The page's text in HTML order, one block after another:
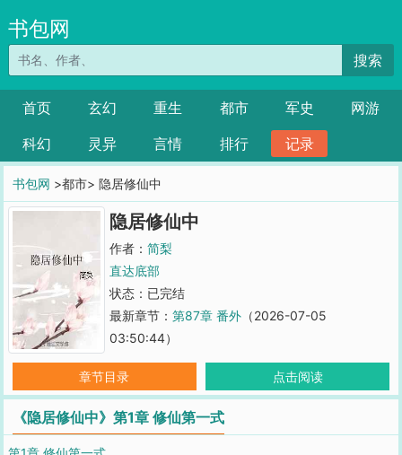
书包网
搜索
首页 玄幻 重生 都市 军史
网游
科幻
灵异 言情 排行 记录
书包网 >都市> 隐居修仙中
隐居修仙中
作者： 简梨
直达底部
状态：已完结
最新章节： 第87章 番外（2026-07-05
03:50:44）
章节目录 点击阅读
《隐居修仙中》第1章 修仙第一式